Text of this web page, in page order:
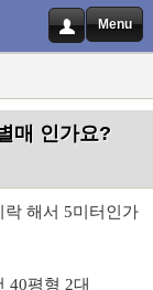
Menu
매 인가요?
해서 5미터인가
40평형 2대